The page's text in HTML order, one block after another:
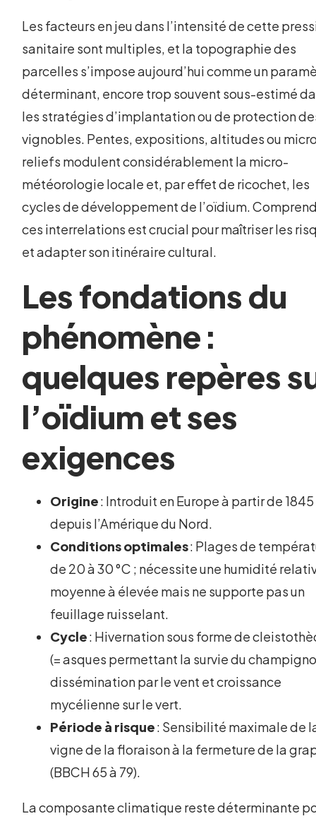
Les facteurs en jeu dans l’intensité de cette
sanitaire sont multiples, et la topographie des
parcelles s’impose aujourd’hui comme un
déterminant, encore trop souvent sous-estimé
les stratégies d’implantation ou de protection
vignobles. Pentes, expositions, altitudes ou
reliefs modulent considérablement la micro-
météorologie locale et, par effet de ricochet, les
cycles de développement de l’oïdium.
ces interrelations est crucial pour maîtriser les
et adapter son itinéraire cultural.
Les fondations du
phénomène :
quelques repères
l’oïdium et ses
exigences
Origine: Introduit en Europe à partir de 1845
depuis l’Amérique du Nord.
Conditions optimales: Plages de
de 20 à 30 °C ; nécessite une humidité
moyenne à élevée mais ne supporte pas un
feuillage ruisselant.
Cycle: Hivernation sous forme de
(= asques permettant la survie du
dissémination par le vent et croissance
mycélienne sur le vert.
Période à risque: Sensibilité maximale de
vigne de la floraison à la fermeture de la
(BBCH 65 à 79).
La composante climatique reste déterminante